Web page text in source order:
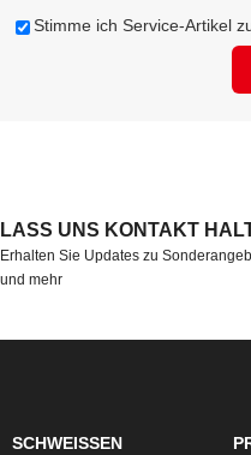
Stimme ich Service-Artikel
LASS UNS KONTAKT
Erhalten Sie Updates zu
und mehr
SCHWEISSEN